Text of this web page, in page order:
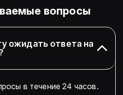
вопросы
ожидать ответа на
в течение 24 часов.